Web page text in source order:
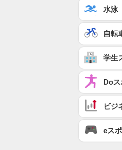
水泳
自転
学生
Doス
ビジ
eス